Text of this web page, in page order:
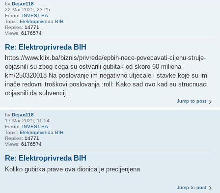
by Dejan118
22 Mar 2025, 23:25
Forum: INVEST.BA
Topic: Elektroprivreda BIH
Replies: 14771
Views: 6176574
Re: Elektroprivreda BIH
https://www.klix.ba/biznis/privreda/epbih-nece-povecavati-cijenu-struje-
objasnili-su-zbog-cega-su-ostvarili-gubitak-od-skoro-60-miliona-
km/250320018 Na poslovanje im negativno utjecale i stavke koje su im
inače redovni troškovi poslovanja :roll: Kako sad ovo kad su strucnuaci
objasnili da subvencij...
Jump to post
by Dejan118
17 Mar 2025, 11:54
Forum: INVEST.BA
Topic: Elektroprivreda BIH
Replies: 14771
Views: 6176574
Re: Elektroprivreda BIH
Koliko gubitka prave ova dionica je precijenjena
Jump to post